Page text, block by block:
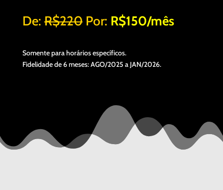
De:R$220Por: R$150/mês
Somente para horários específicos.
Fidelidade de 6 meses: AGO/2025 a JAN/2026.